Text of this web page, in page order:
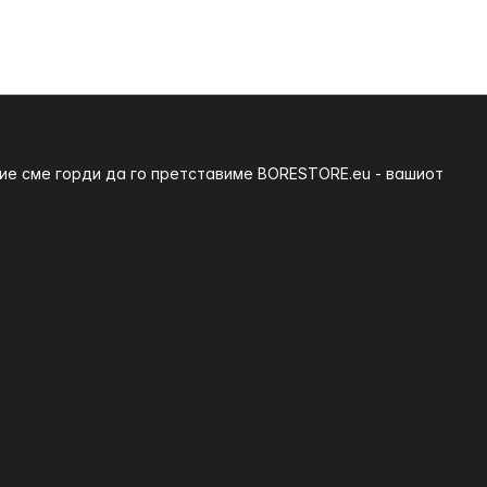
сме горди да го претставиме BORESTORE.eu - вашиот